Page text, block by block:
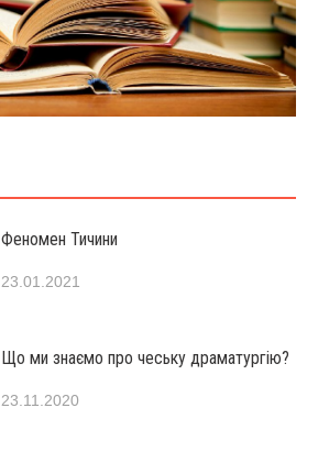
Феномен Тичини
23.01.2021
Що ми знаємо про чеську драматургію?
23.11.2020